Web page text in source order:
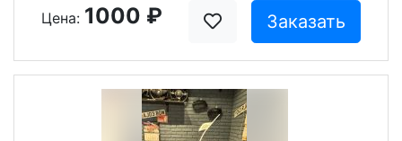
Цена: 1000 ₽ Заказать